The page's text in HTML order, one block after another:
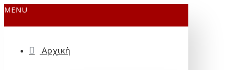
MENU
Αρχική